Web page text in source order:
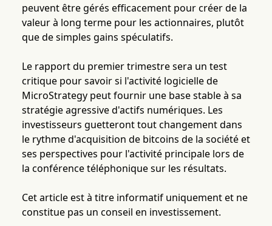
peuvent être gérés efficacement pour créer de la
valeur à long terme pour les actionnaires, plutôt
que de simples gains spéculatifs.
Le rapport du premier trimestre sera un test
critique pour savoir si l'activité logicielle de
MicroStrategy peut fournir une base stable à sa
stratégie agressive d'actifs numériques. Les
investisseurs guetteront tout changement dans
le rythme d'acquisition de bitcoins de la société et
ses perspectives pour l'activité principale lors de
la conférence téléphonique sur les résultats.
Cet article est à titre informatif uniquement et ne
constitue pas un conseil en investissement.